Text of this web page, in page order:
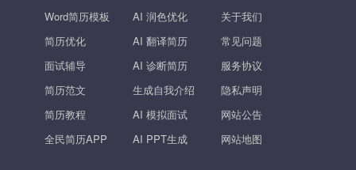
Word简历模板
简历优化
面试辅导
简历范文
简历教程
全民简历APP
AI 润色优化
AI 翻译简历
AI 诊断简历
生成自我介绍
AI 模拟面试
AI PPT生成
关于我们
常见问题
服务协议
隐私声明
网站公告
网站地图